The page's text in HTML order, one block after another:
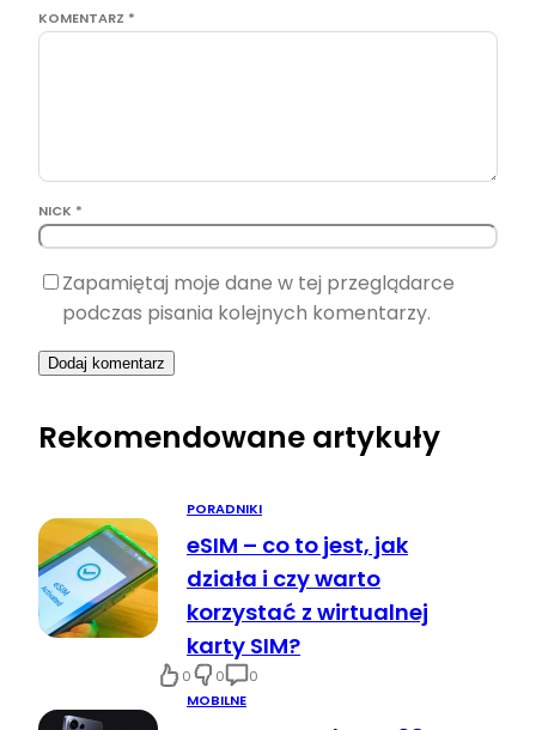
KOMENTARZ *
NICK *
Zapamiętaj moje dane w tej przeglądarce
podczas pisania kolejnych komentarzy.
Rekomendowane artykuły
PORADNIKI
eSIM – co to jest, jak
działa i czy warto
korzystać z wirtualnej
karty SIM?
0 0
0
MOBILNE